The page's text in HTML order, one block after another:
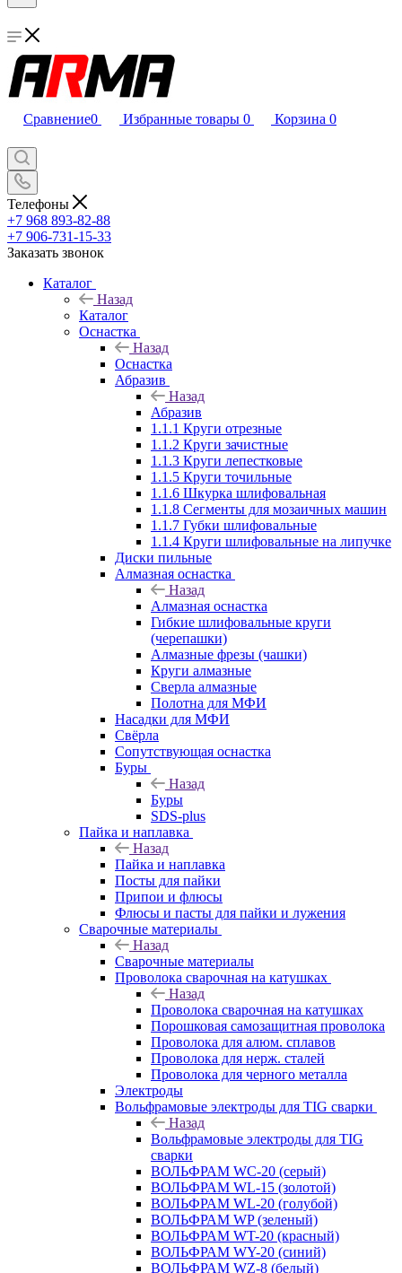
Сравнение0 Избранные товары 0 Корзина 0
Телефоны
+7 968 893-82-88
+7 906-731-15-33
Заказать звонок
Каталог
Назад
Каталог
Оснастка
Назад
Оснастка
Абразив
Назад
Абразив
1.1.1 Круги отрезные
1.1.2 Круги зачистные
1.1.3 Круги лепестковые
1.1.5 Круги точильные
1.1.6 Шкурка шлифовальная
1.1.8 Сегменты для мозаичных машин
1.1.7 Губки шлифовальные
1.1.4 Круги шлифовальные на липучке
Диски пильные
Алмазная оснастка
Назад
Алмазная оснастка
Гибкие шлифовальные круги
(черепашки)
Алмазные фрезы (чашки)
Круги алмазные
Сверла алмазные
Полотна для МФИ
Насадки для МФИ
Свёрла
Сопутствующая оснастка
Буры
Назад
Буры
SDS-plus
Пайка и наплавка
Назад
Пайка и наплавка
Посты для пайки
Припои и флюсы
Флюсы и пасты для пайки и лужения
Сварочные материалы
Назад
Сварочные материалы
Проволока сварочная на катушках
Назад
Проволока сварочная на катушках
Порошковая самозащитная проволока
Проволока для алюм. сплавов
Проволока для нерж. сталей
Проволока для черного металла
Электроды
Вольфрамовые электроды для TIG сварки
Назад
Вольфрамовые электроды для TIG
сварки
ВОЛЬФРАМ WC-20 (серый)
ВОЛЬФРАМ WL-15 (золотой)
ВОЛЬФРАМ WL-20 (голубой)
ВОЛЬФРАМ WP (зеленый)
ВОЛЬФРАМ WT-20 (красный)
ВОЛЬФРАМ WY-20 (синий)
ВОЛЬФРАМ WZ-8 (белый)